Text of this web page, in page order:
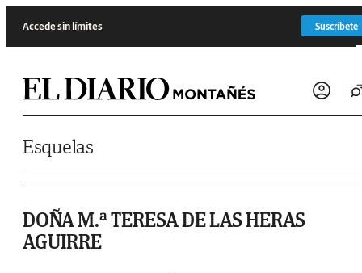
Accede sin límites Suscríbete
Esquelas
DOÑA M.ª TERESA DE LAS HERAS
AGUIRRE